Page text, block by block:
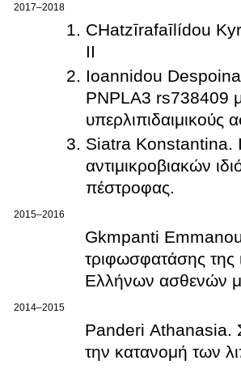
2017–2018
CΗatzīrafaīlídou
ΙΙ
Ioannidou
PNPLA3 rs738409 με
υπερλιπιδαιμικούς
Siatra Konstantina.
αντιμικροβιακών
πέστροφας.
2015–2016
Gkmpanti
τριφωσφατάσης της
Ελλήνων ασθενών
2014–2015
Panderi Athanasia.
την κατανομή των